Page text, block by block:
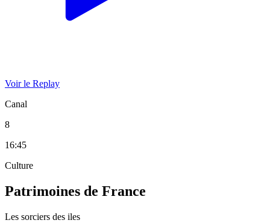
Voir le Replay
Canal
8
16:45
Culture
Patrimoines de France
Les sorciers des iles